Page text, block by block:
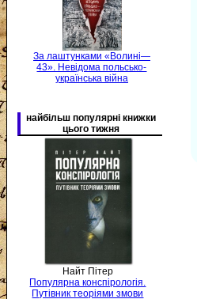
За лаштунками «Волині—
43». Невідома польсько-
українська війна
найбільш популярні книжки
цього тижня
Найт Пітер
Популярна конспірологія.
Путівник теоріями змови